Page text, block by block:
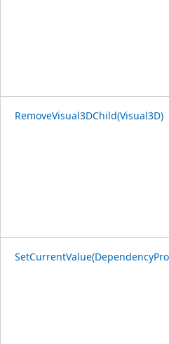
RemoveVisual3DChild(Visual3D)